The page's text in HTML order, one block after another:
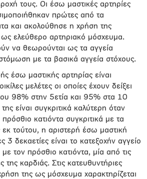
τους. Οι έσω μαστικές αρτηρίες
πρώτες από τα
και ακολούθησε η χρήση της
ως ελεύθερο αρτηριακό μόσχευμα.
να θεωρούνται ως τα αγγεία
με τα βασικά αγγεία στόχους.
έσω μαστικής αρτηρίας είναι
μελέτες οι οποίες έχουν δείξει
98% στην 5ετία και 95% στα 10
είναι συγκριτικά καλύτερη όταν
κατιόντα συγκριτικά με τα
τούτου, η αριστερή έσω μαστική
3 δεκαετίες είναι το κατεξοχήν αγγείο
τον πρόσθιο κατιόντα, μία από τις
της καρδιάς. Στις κατευθυντήριες
της ως μόσχευμα χαρακτηρίζεται